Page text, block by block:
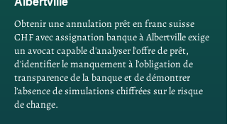
Obtenir une annulation prêt en franc suisse
CHF avec assignation banque à Albertville exige
un avocat capable d'analyser l'offre de prêt,
d'identifier le manquement à l'obligation de
transparence de la banque et de démontrer
l'absence de simulations chiffrées sur le risque
de change.